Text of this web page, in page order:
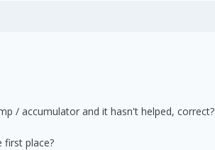
/ accumulator and it hasn't helped, correct?
first place?